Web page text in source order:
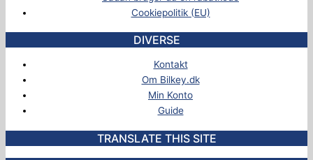
Cookiepolitik (EU)
DIVERSE
Kontakt
Om Bilkey.dk
Min Konto
Guide
TRANSLATE THIS SITE